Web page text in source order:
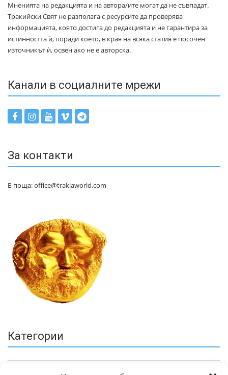
Мненията на редакцията и на автора/ите могат да не съвпадат.
Тракийски Свят не разполага с ресурсите да проверява
информацията, която достига до редакцията и не гарантира за
истинността ѝ, поради което, в края на всяка статия е посочен
източникът ѝ, освен ако не е авторска.
Канали в социалните мрежи
За контакти
Е-поща: office@trakiaworld.com
Категории